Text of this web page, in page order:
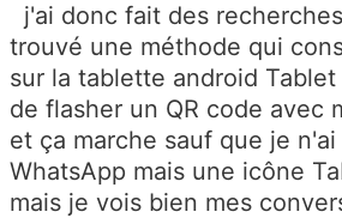
j'ai donc fait des
trouvé une méthode qui
sur la tablette android
de flasher un QR code avec
et ça marche sauf que je n'ai
WhatsApp mais une icône
mais je vois bien mes